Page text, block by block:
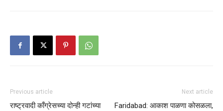
Previous article
राष्ट्रवादी काँग्रेसच्या दोन्ही गटांच्या
Next article
Faridabad: आकाश पाळणा कोसळला,